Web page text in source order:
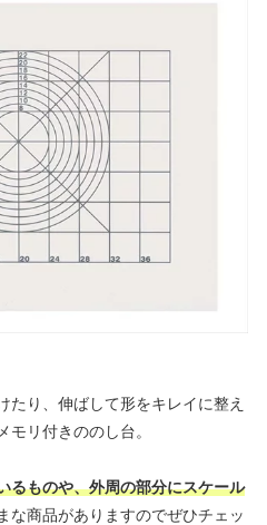
たり、伸ばして形をキレイに整え
モリ付きののし台。
るものや、外周の部分にスケール
な商品がありますのでぜひチェッ